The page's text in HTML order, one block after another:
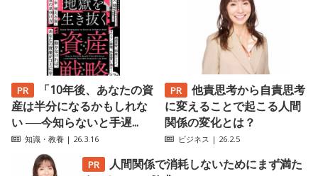
「10年後、あなたの資
産は半分になるかもしれな
い ──今知らないと手遅...
知識・教養 | 26.3.16
他責思考から自責思考
に変えることで起こる人間
関係の変化とは？
ビジネス | 26.2.5
人間関係で消耗しないためにまず満た